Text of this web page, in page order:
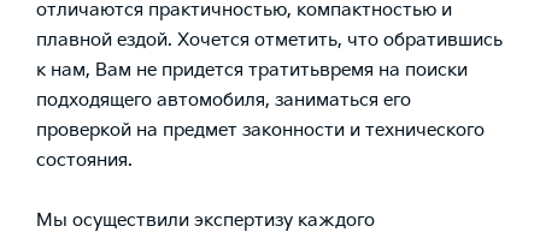
отличаются практичностью, компактностью и
плавной ездой. Хочется отметить, что обратившись
к нам, Вам не придется тратитьвремя на поиски
подходящего автомобиля, заниматься его
проверкой на предмет законности и технического
состояния.
Мы осуществили экспертизу каждого